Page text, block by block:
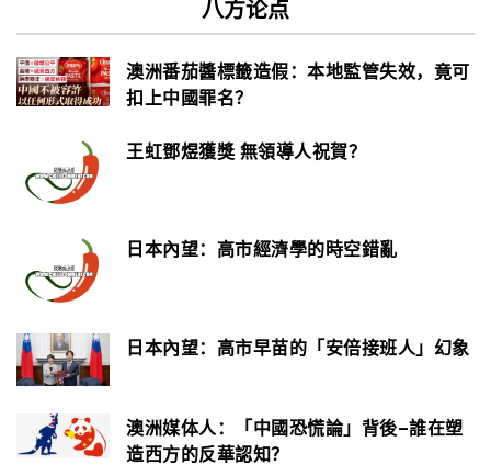
八方论点
澳洲番茄醬標籤造假：本地監管失效，竟可
扣上中國罪名？
王虹鄧煜獲獎 無領導人祝賀？
日本內望：高市經濟學的時空錯亂
日本內望：高市早苗的「安倍接班人」幻象
澳洲媒体人：「中國恐慌論」背後–誰在塑
造西方的反華認知？